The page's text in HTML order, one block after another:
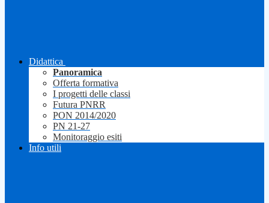
Didattica
Panoramica
Offerta formativa
I progetti delle classi
Futura PNRR
PON 2014/2020
PN 21-27
Monitoraggio esiti
Info utili